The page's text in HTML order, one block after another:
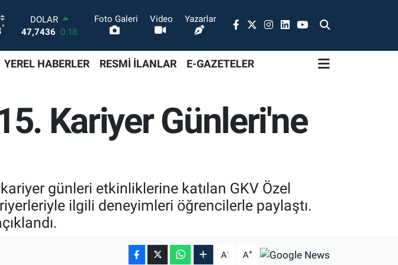
°
DOLAR
47,7436 0.18
STERLİN
6660.55
0
BİST100
13.779
-14
Foto Galeri Video Yazarlar
YEREL HABERLER RESMİ İLANLAR E-GAZETELER
Kariyer Günleri'ne
günleri etkinliklerine katılan GKV Özel
ilgili deneyimleri öğrencilerle paylaştı.
A- A+